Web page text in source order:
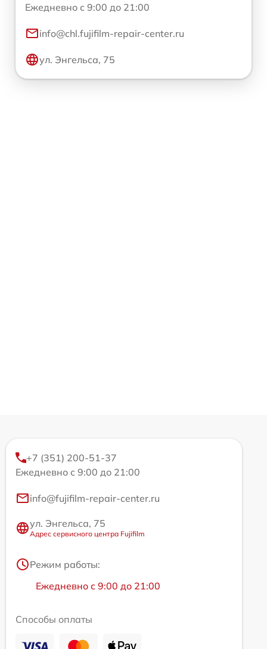
Ежедневно с 9:00 до 21:00
info@chl.fujifilm-repair-center.ru
ул. Энгельса, 75
+7 (351) 200-51-37
Ежедневно с 9:00 до 21:00
info@fujifilm-repair-center.ru
ул. Энгельса, 75
Адрес сервисного центра Fujifilm
Режим работы:
Ежедневно с 9:00 до 21:00
Способы оплаты